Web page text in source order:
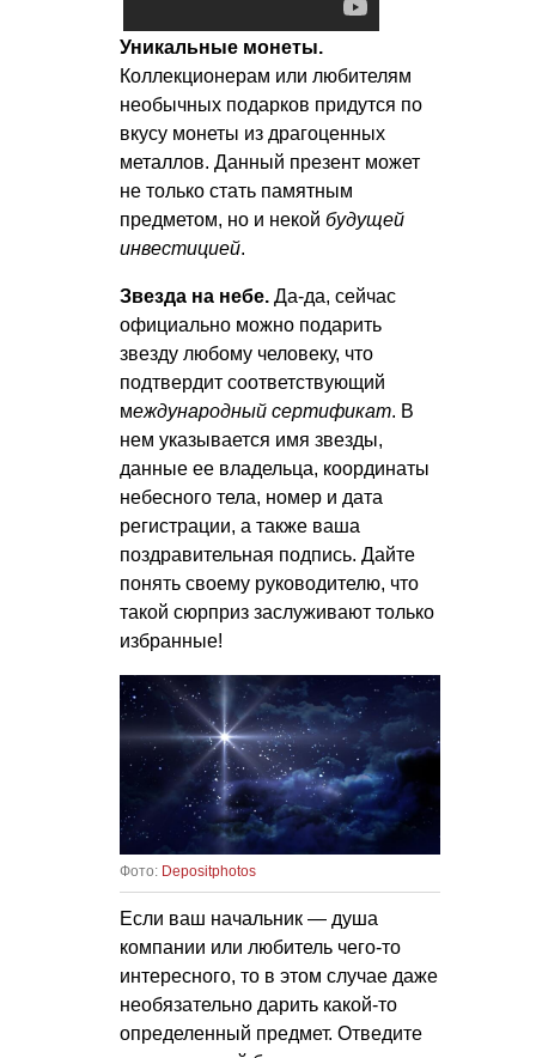
Уникальные монеты.
Коллекционерам или любителям
необычных подарков придутся по
вкусу монеты из драгоценных
металлов. Данный презент может
не только стать памятным
предметом, но и некой будущей
инвестицией.
Звезда на небе. Да-да, сейчас
официально можно подарить
звезду любому человеку, что
подтвердит соответствующий
международный сертификат. В
нем указывается имя звезды,
данные ее владельца, координаты
небесного тела, номер и дата
регистрации, а также ваша
поздравительная подпись. Дайте
понять своему руководителю, что
такой сюрприз заслуживают только
избранные!
Фото: Depositphotos
Если ваш начальник — душа
компании или любитель чего-то
интересного, то в этом случае даже
необязательно дарить какой-то
определенный предмет. Отведите